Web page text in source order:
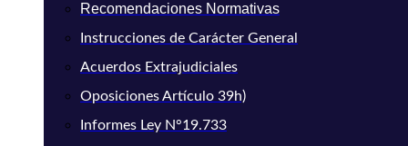
Recomendaciones Normativas
Instrucciones de Carácter General
Acuerdos Extrajudiciales
Oposiciones Artículo 39h)
Informes Ley N°19.733